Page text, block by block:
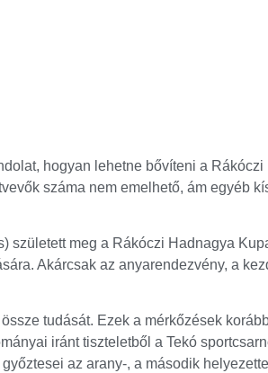
hogyan lehetne bővíteni a
száma nem emelhető, ám egyéb
született meg a Rákóczi Hadnagya
Akárcsak az anyarendezvény, a
tudását. Ezek a mérkőzések
iránt tiszteletből a Tekó
az arany-, a második